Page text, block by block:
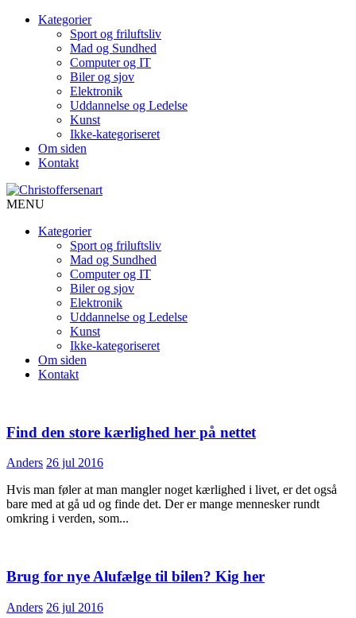
Kategorier
Sport og friluftsliv
Mad og Sundhed
Computer og IT
Biler og sjov
Elektronik
Uddannelse og Ledelse
Kunst
Ikke-kategoriseret
Om siden
Kontakt
MENU
Kategorier
Sport og friluftsliv
Mad og Sundhed
Computer og IT
Biler og sjov
Elektronik
Uddannelse og Ledelse
Kunst
Ikke-kategoriseret
Om siden
Kontakt
Find den store kærlighed her på nettet
Anders 26 jul 2016
Hvis man føler at man mangler noget kærlighed i livet, er det også
bare med at gå ud og finde det. Der er mange mennesker rundt
omkring i verden, som...
Brug for nye Alufælge til bilen? Kig her
Anders 26 jul 2016